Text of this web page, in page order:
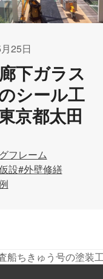
25日
下ガラス
シール工
京都太田
フレーム
設#外壁修繕
船ちきゅう号の塗装